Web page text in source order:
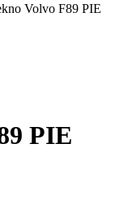
Volvo F89 PIE
PIE